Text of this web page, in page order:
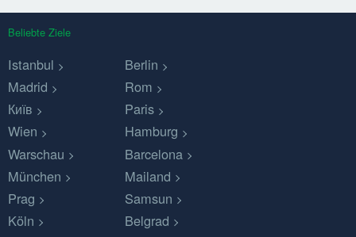
Beliebte Ziele
Istanbul
Berlin
Madrid
Rom
Київ
Paris
Wien
Hamburg
Warschau
Barcelona
München
Mailand
Prag
Samsun
Köln
Belgrad